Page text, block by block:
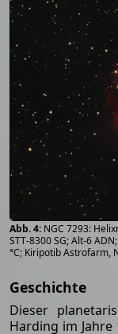
NGC 7293:
STT-8300 SG; Alt-6
°C; Kiripotib Astrofarm,
Geschichte
Dieser
Harding im